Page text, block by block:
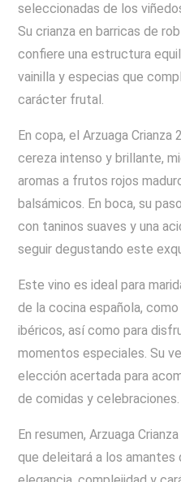
seleccionadas de los
Su crianza en barricas de
confiere una estructura
vainilla y especias que
carácter frutal.
En copa, el Arzuaga
cereza intenso y brillante,
aromas a frutos rojos
balsámicos. En boca, su
con taninos suaves y una
seguir degustando este
Este vino es ideal para
de la cocina española,
ibéricos, así como para
momentos especiales. Su
elección acertada para
de comidas y celebraciones.
En resumen, Arzuaga
que deleitará a los amantes